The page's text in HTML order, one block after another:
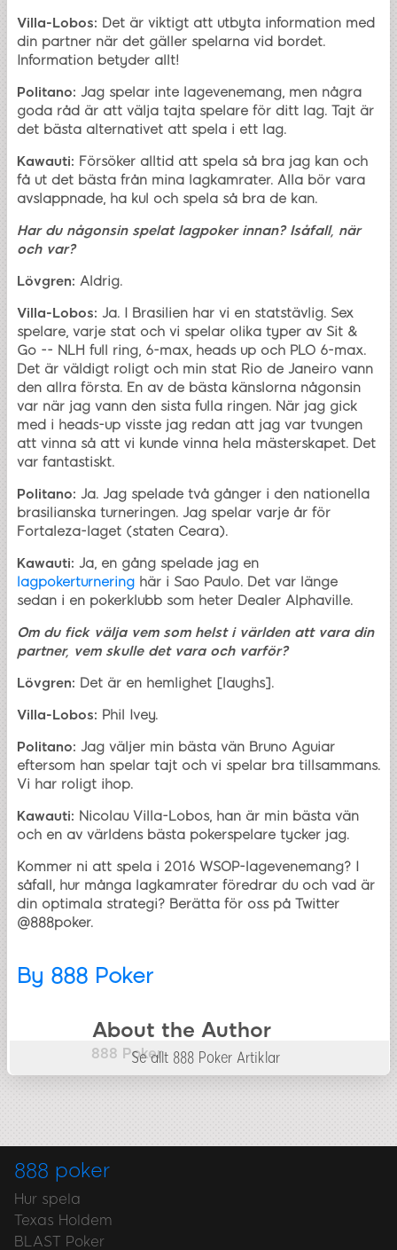
Villa-Lobos: Det är viktigt att utbyta information med
din partner när det gäller spelarna vid bordet.
Information betyder allt!
Politano: Jag spelar inte lagevenemang, men några
goda råd är att välja tajta spelare för ditt lag. Tajt är
det bästa alternativet att spela i ett lag.
Kawauti: Försöker alltid att spela så bra jag kan och
få ut det bästa från mina lagkamrater. Alla bör vara
avslappnade, ha kul och spela så bra de kan.
Har du någonsin spelat lagpoker innan? Isåfall, när
och var?
Lövgren: Aldrig.
Villa-Lobos: Ja. I Brasilien har vi en statstävlig. Sex
spelare, varje stat och vi spelar olika typer av Sit &
Go -- NLH full ring, 6-max, heads up och PLO 6-max.
Det är väldigt roligt och min stat Rio de Janeiro vann
den allra första. En av de bästa känslorna någonsin
var när jag vann den sista fulla ringen. När jag gick
med i heads-up visste jag redan att jag var tvungen
att vinna så att vi kunde vinna hela mästerskapet. Det
var fantastiskt.
Politano: Ja. Jag spelade två gånger i den nationella
brasilianska turneringen. Jag spelar varje år för
Fortaleza-laget (staten Ceara).
Kawauti: Ja, en gång spelade jag en
lagpokerturnering här i Sao Paulo. Det var länge
sedan i en pokerklubb som heter Dealer Alphaville.
Om du fick välja vem som helst i världen att vara din
partner, vem skulle det vara och varför?
Lövgren: Det är en hemlighet [laughs].
Villa-Lobos: Phil Ivey.
Politano: Jag väljer min bästa vän Bruno Aguiar
eftersom han spelar tajt och vi spelar bra tillsammans.
Vi har roligt ihop.
Kawauti: Nicolau Villa-Lobos, han är min bästa vän
och en av världens bästa pokerspelare tycker jag.
Kommer ni att spela i 2016 WSOP-lagevenemang? I
såfall, hur många lagkamrater föredrar du och vad är
din optimala strategi? Berätta för oss på Twitter
@888poker.
By 888 Poker
About the Author
Se allt 888 Poker Artiklar
888 Poker
888 poker
Hur spela
Texas Holdem
BLAST Poker